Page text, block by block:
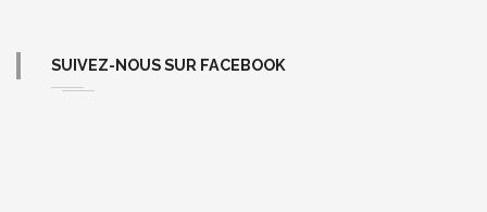
SUIVEZ-NOUS SUR FACEBOOK